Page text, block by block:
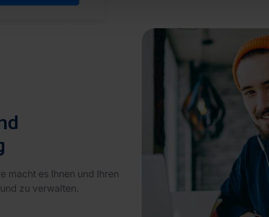
macht es Ihnen und Ihren
zu verwalten.